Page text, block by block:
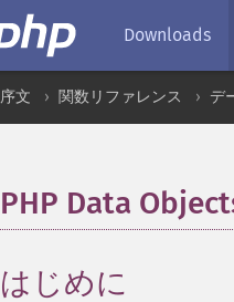
Downloads
序文 関数リファレンス デ
PHP Data
はじめに